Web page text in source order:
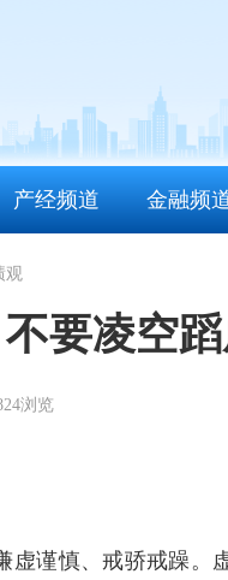
产经频道 金融频
观
要凌空
浏览
虚谨慎、戒骄戒躁。